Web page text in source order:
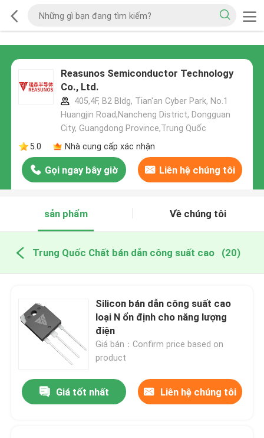
Reasunos Semiconductor Technology
Co., Ltd.
405,4F, B2 Bldg, Tian'an Cyber Park, No.1
Huangjin Road,Nancheng District, Dongguan
City, Guangdong Province,Trung Quốc
5.0
Nhà cung cấp xác nhận
Gọi ngay bây giờ Liên hệ chúng tôi
sản phẩm Về chúng tôi
Trung Quốc Chất bán dẫn công suất cao (20)
Silicon bán dẫn công suất cao
loại N ổn định cho năng lượng
điện
Giá bán：Confirm price based on
product
Giá tốt nhất Liên hệ chúng tôi